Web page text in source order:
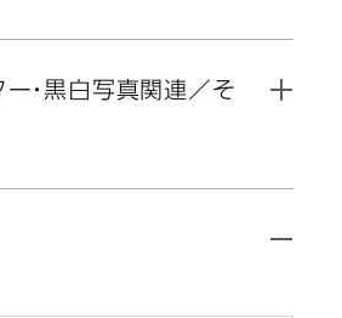
・黒白写真関連／そ